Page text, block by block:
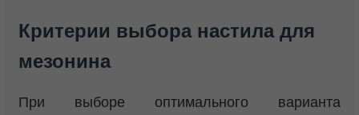
Критерии выбора настила для
мезонина
При выборе оптимального варианта